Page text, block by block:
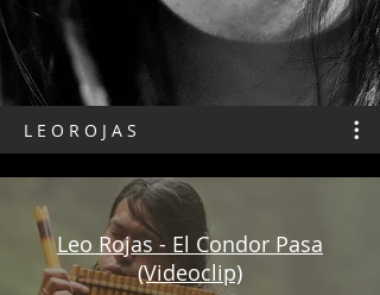
L E O R O J A S
Leo Rojas - El Condor Pasa
(Videoclip)